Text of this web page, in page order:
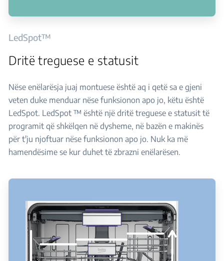
LedSpot™
Dritë treguese e statusit
Nëse enëlarësja juaj montuese është aq i qetë sa e gjeni
veten duke menduar nëse funksionon apo jo, këtu është
LedSpot. LedSpot ™ është një dritë treguese e statusit të
programit që shkëlqen në dysheme, në bazën e makinës
për t'ju njoftuar nëse funksionon apo jo. Nuk ka më
hamendësime se kur duhet të zbrazni enëlarësen.